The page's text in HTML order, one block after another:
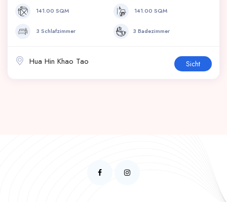
141.00 SQM 141.00 SQM
3 Schlafzimmer 3 Badezimmer
Hua Hin Khao Tao Sicht